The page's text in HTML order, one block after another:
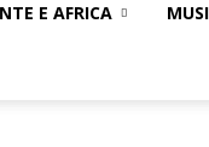
E AFRICA